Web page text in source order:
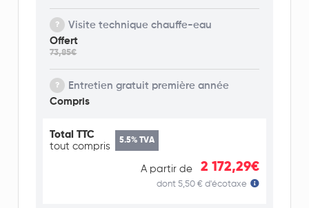
Visite technique chauffe-eau
Offert
73,85€
Entretien gratuit première année
Compris
Total TTC
tout compris
5.5% TVA
A partir de 2 172,29€
dont 5,50 € d'écotaxe